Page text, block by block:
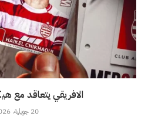
الافريقي يتعاقد مع
20 جويلية، 2026